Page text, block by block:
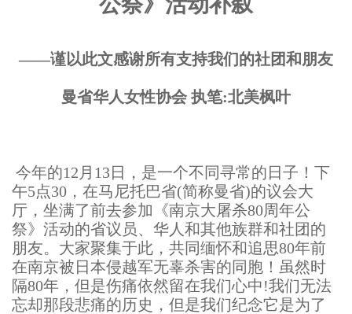
——谨以此文感谢所有支持我们的社团和朋友
曼省华人女性协会 执笔:北美枫叶
今年的12月13日，是一个不同寻常的日子！下
午5点30，在马尼托巴省(简称曼省)的议会大
厅，坐满了前去参加《南京大屠杀80周年公
祭》活动的省议员、华人和其他族群和社团的
朋友。大家聚集于此，共同缅怀和追思80年前
在南京被日本侵越军无辜杀害的同胞！虽然时
隔80年，但是伤痛依然留在我们心中!我们无法
忘却那段悲痛的历史，但是我们纪念它是为了